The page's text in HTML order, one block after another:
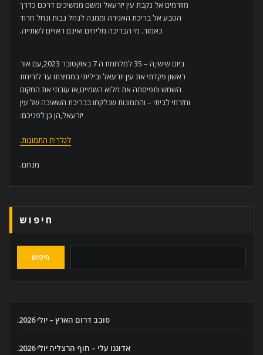
מוזרמים אל נקבת עין יזרעאל ומשם ממשיכים דרכם כדרך
הטבע אל בריכת האגירה וממנה לנחל נבות ונחל חרוד
כאמור. מי הבריכה מליחים ואינם ראויים לשתייה.
ביום שישי,ה – 35 למלחמת ה 7 באוקטובר 2023,עם אור
ראשון פקדתי את עין יזרעאל וביליתי במחיצתו עד לזריחת
השמש ותפיסתה את מלוא השמיים,אז עזבתי את המקום
וחזרתי לביתי – והתמונות שנלקחו בבריכת השאיבה של עין
יזרעאל,הן כן לפניכם:
לגלרית התמונות.
מנחם.
חיפוש
חיפוש
סובב דרום הארץ – יולי 2026.
אדוננו עלי – חוף הרצליה יולי 2026.